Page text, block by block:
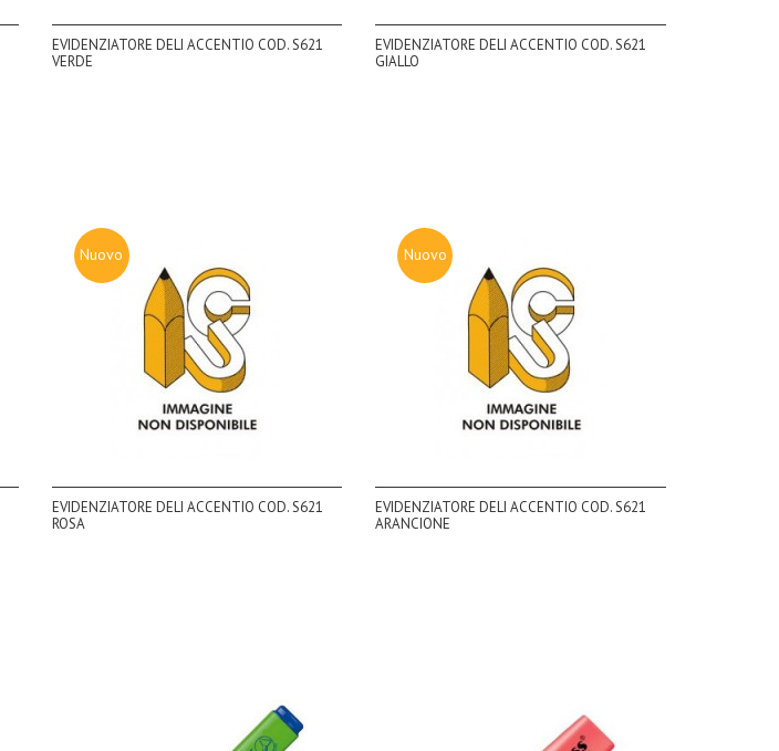
EVIDENZIATORE DELI ACCENTIO COD. S621
VERDE
EVIDENZIATORE DELI ACCENTIO COD. S621
GIALLO
Nuovo
EVIDENZIATORE DELI ACCENTIO COD. S621
ROSA
Nuovo
EVIDENZIATORE DELI ACCENTIO COD. S621
ARANCIONE